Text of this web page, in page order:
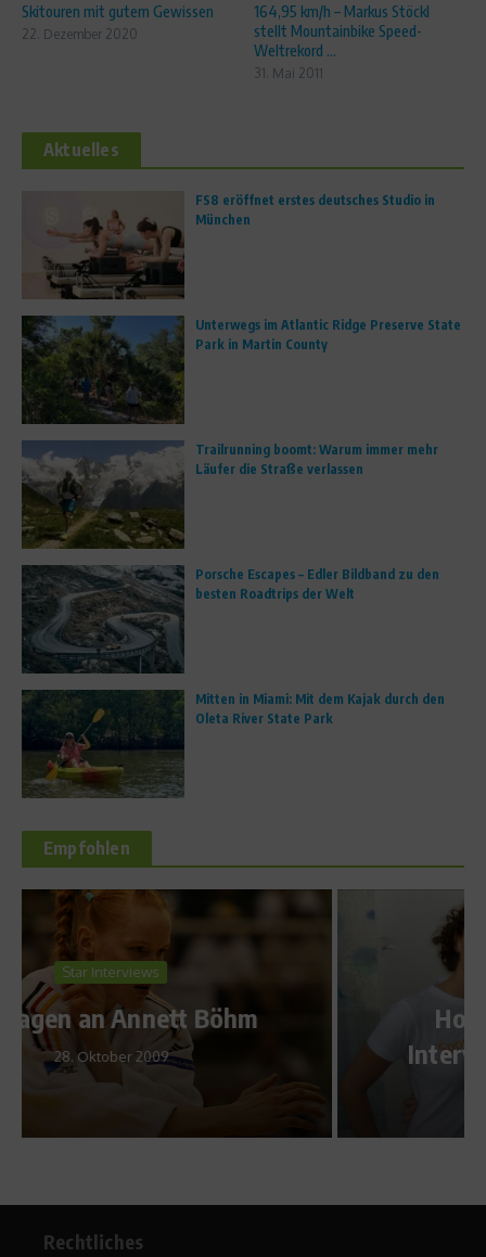
Skitouren mit gutem Gewissen
22. Dezember 2020
164,95 km/h – Markus Stöckl
stellt Mountainbike Speed-
Weltrekord ...
31. Mai 2011
Aktuelles
FS8 eröffnet erstes deutsches Studio in
München
Unterwegs im Atlantic Ridge Preserve State
Park in Martin County
Trailrunning boomt: Warum immer mehr
Läufer die Straße verlassen
Porsche Escapes – Edler Bildband zu den
besten Roadtrips der Welt
Mitten in Miami: Mit dem Kajak durch den
Oleta River State Park
Empfohlen
Dribbelkönig und
Hoffnungsträger – Ein
Interview mit Marko Marin
Rechtliches